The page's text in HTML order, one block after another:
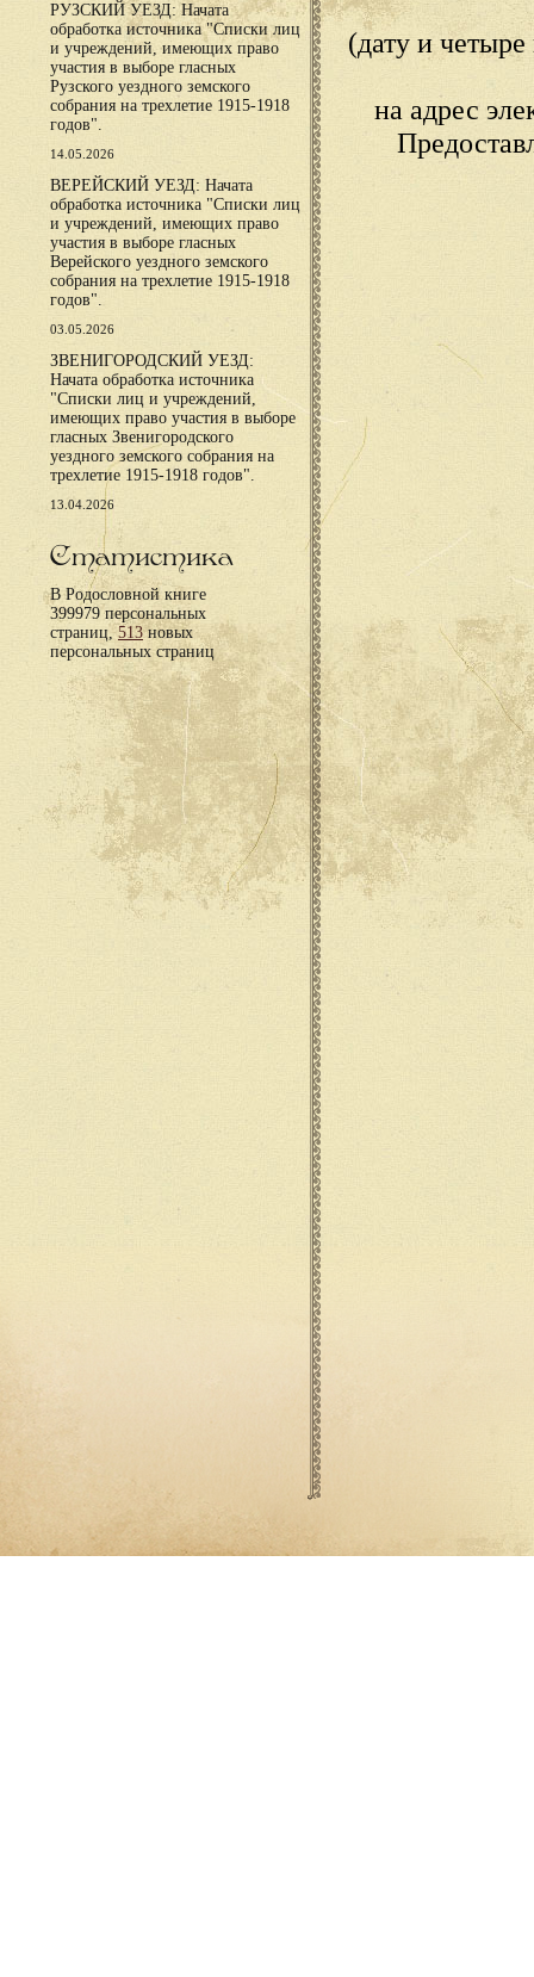
РУЗСКИЙ УЕЗД: Начата
обработка источника "Списки лиц
и учреждений, имеющих право
участия в выборе гласных
Рузского уездного земского
собрания на трехлетие 1915-1918
годов".
14.05.2026
ВЕРЕЙСКИЙ УЕЗД: Начата
обработка источника "Списки лиц
и учреждений, имеющих право
участия в выборе гласных
Верейского уездного земского
собрания на трехлетие 1915-1918
годов".
03.05.2026
ЗВЕНИГОРОДСКИЙ УЕЗД:
Начата обработка источника
"Списки лиц и учреждений,
имеющих право участия в выборе
гласных Звенигородского
уездного земского собрания на
трехлетие 1915-1918 годов".
13.04.2026
Статистика
В Родословной книге
399979 персональных
страниц,513новых
персональных страниц
(дату и
на адрес